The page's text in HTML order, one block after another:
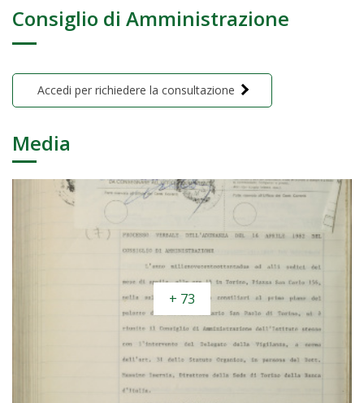
Consiglio di Amministrazione
Accedi per richiedere la consultazione
Media
+ 73